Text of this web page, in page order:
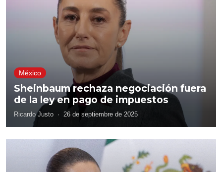
México
Sheinbaum rechaza negociación fuera
de la ley en pago de impuestos
Ricardo Justo · 26 de septiembre de 2025